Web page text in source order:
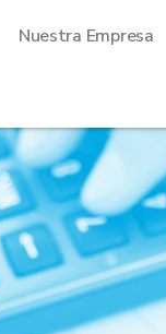
Nuestra Empresa